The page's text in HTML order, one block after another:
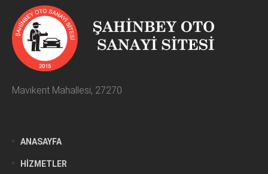
Mavikent Mahallesi, 27270
ANASAYFA
HIZMETLER